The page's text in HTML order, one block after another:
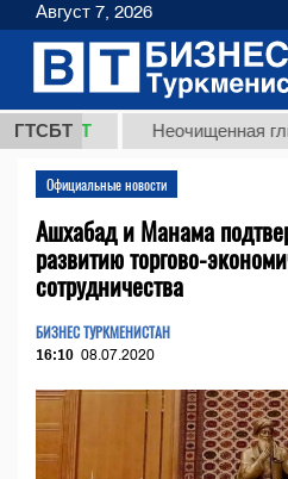
ГТСБТ Неочищенная
Официальные новости
Ашхабад и Манама
развитию торгово-
сотрудничества
БИЗНЕС ТУРКМЕНИСТАН
16:10 08.07.2020
Август 7, 2026